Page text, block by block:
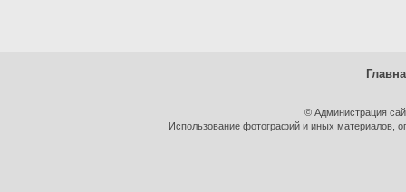
© Администрация
Использование фотографий и иных материалов,